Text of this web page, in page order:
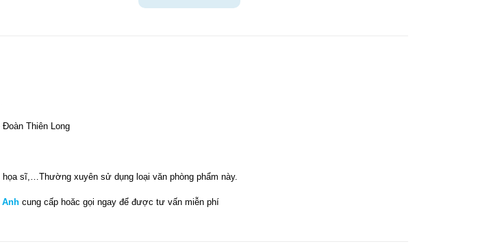
Thiên Long
họa sĩ,…Thường xuyên sử dụng loại văn phòng phẩm này.
Anh cung cấp hoăc gọi ngay để được tư vấn miễn phí